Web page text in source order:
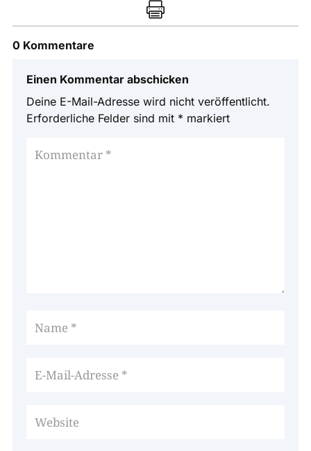

0 Kommentare
Einen Kommentar abschicken
Deine E-Mail-Adresse wird nicht veröffentlicht.
Erforderliche Felder sind mit * markiert